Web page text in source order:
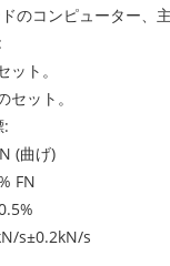
のコンピューター、
ト。
ット。
:
(曲げ)
FN
s±0.2kN/s